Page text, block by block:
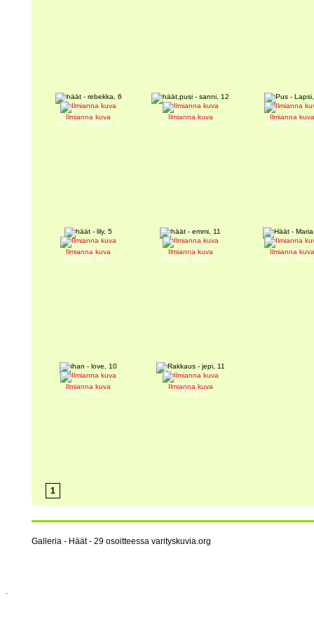
Ilmianna kuva
häät
Värittäjä: rebekka, 6
Ilmianna kuva
häät,pusi
Värittäjä: sanni, 12
Ilmianna
Pus
Värittäjä:
Ilmianna kuva
häät
Värittäjä: lily, 5
Ilmianna kuva
häät
Värittäjä: emmi, 11
Ilmianna
Häät
Värittäjä:
Ilmianna kuva
ihan
Värittäjä: love, 10
Ilmianna kuva
Rakkaus
Värittäjä: jepi, 11
1
Galleria - Häät - 29 osoitteessa varityskuvia.org
.